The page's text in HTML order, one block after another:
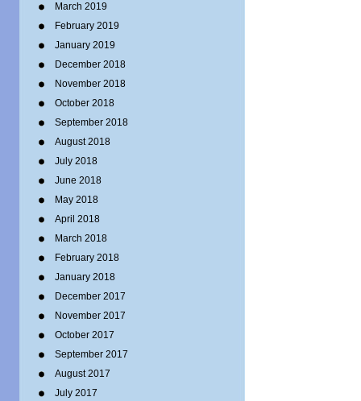
March 2019
February 2019
January 2019
December 2018
November 2018
October 2018
September 2018
August 2018
July 2018
June 2018
May 2018
April 2018
March 2018
February 2018
January 2018
December 2017
November 2017
October 2017
September 2017
August 2017
July 2017